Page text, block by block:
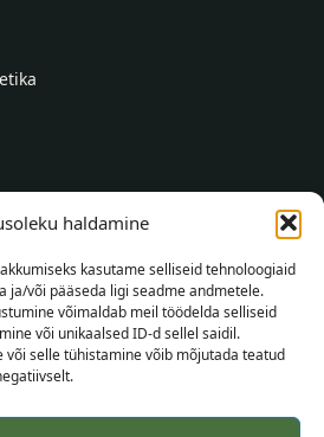
haldamine
kasutame selliseid tehnoloogiaid
ja/või pääseda ligi seadme andmetele.
võimaldab meil töödelda selliseid
või unikaalsed ID-d sellel saidil.
või selle tühistamine võib mõjutada teatud